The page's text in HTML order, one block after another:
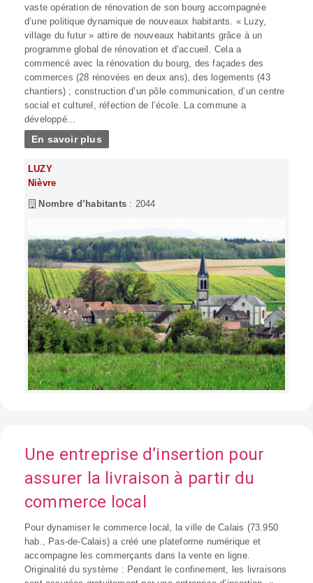
vaste opération de rénovation de son bourg accompagnée
d’une politique dynamique de nouveaux habitants. « Luzy,
village du futur » attire de nouveaux habitants grâce à un
programme global de rénovation et d’accueil. Cela a
commencé avec la rénovation du bourg, des façades des
commerces (28 rénovées en deux ans), des logements (43
chantiers) ; construction d’un pôle communication, d’un centre
social et culturel, réfection de l’école. La commune a
développé...
En savoir plus
LUZY
Nièvre
Nombre d’habitants : 2044
Une entreprise d’insertion pour
assurer la livraison à partir du
commerce local
Pour dynamiser le commerce local, la ville de Calais (73.950
hab., Pas-de-Calais) a créé une plateforme numérique et
accompagne les commerçants dans la vente en ligne.
Originalité du système : Pendant le confinement, les livraisons